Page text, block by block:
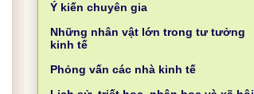
Ý kiến chuyên gia
Những nhân vật lớn trong tư tưởng
kinh tế
Phỏng vấn các nhà kinh tế